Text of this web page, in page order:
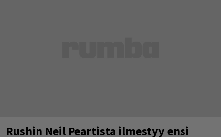
Rushin Neil Peartista ilmestyy ensi